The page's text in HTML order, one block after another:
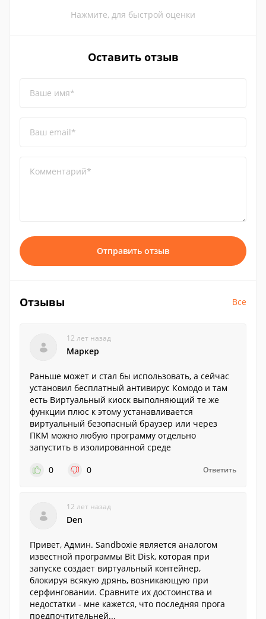
Нажмите, для быстрой оценки
Оставить отзыв
Ваше имя*
Ваш email*
Комментарий*
Отправить отзыв
Отзывы Все
12 лет назад
Маркер
Раньше может и стал бы использовать, а сейчас
установил бесплатный антивирус Комодо и там
есть Виртуальный киоск выполняющий те же
функции плюс к этому устанавливается
виртуальный безопасный браузер или через
ПКМ можно любую программу отдельно
запустить в изолированной среде
0
0 Ответить
12 лет назад
Den
Привет, Админ. Sandboxie является аналогом
известной программы Bit Disk, которая при
запуске создает виртуальный контейнер,
блокируя всякую дрянь, возникающую при
серфинговании. Сравните их достоинства и
недостатки - мне кажется, что последняя прога
предпочтительней...